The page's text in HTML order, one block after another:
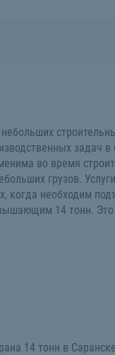
задач в
во время
грузов.
когда необходим
14 тонн.
14 тонн в